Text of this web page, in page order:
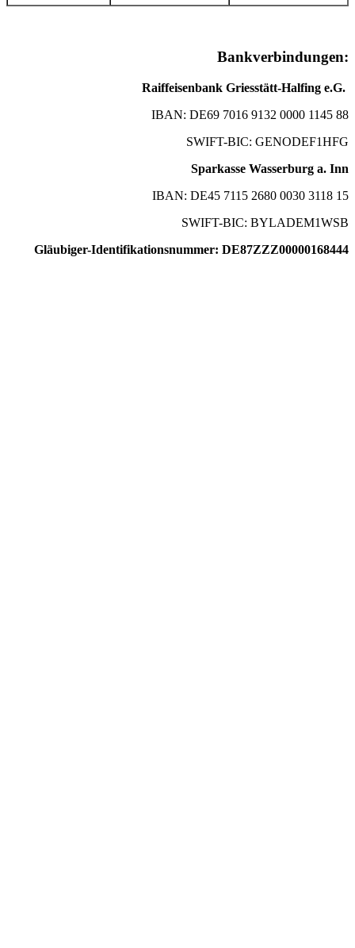
Bankverbindungen:
Raiffeisenbank Griesstätt-Halfing e.G.
IBAN: DE69 7016 9132 0000 1145 88
SWIFT-BIC: GENODEF1HFG
Sparkasse Wasserburg a. Inn
IBAN: DE45 7115 2680 0030 3118 15
SWIFT-BIC: BYLADEM1WSB
Gläubiger-Identifikationsnummer: DE87ZZZ00000168444